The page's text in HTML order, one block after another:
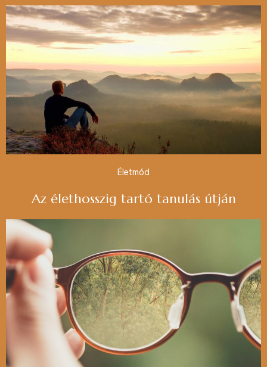
Életmód
Az élethosszig tartó tanulás útján